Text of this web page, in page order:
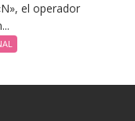
el operador